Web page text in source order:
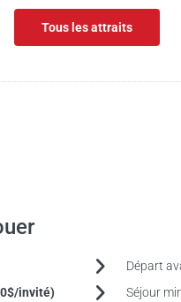
Tous les attraits
invité)
Départ
Séjour